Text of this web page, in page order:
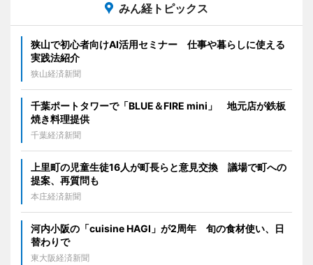
みん経トピックス
狭山で初心者向けAI活用セミナー 仕事や暮らしに使える
実践法紹介
狭山経済新聞
千葉ポートタワーで「BLUE＆FIRE mini」 地元店が鉄板
焼き料理提供
千葉経済新聞
上里町の児童生徒16人が町長らと意見交換 議場で町への
提案、再質問も
本庄経済新聞
河内小阪の「cuisine HAGI」が2周年 旬の食材使い、日
替わりで
東大阪経済新聞